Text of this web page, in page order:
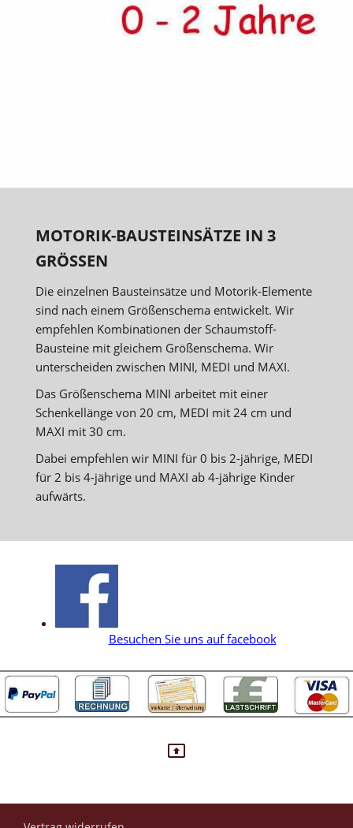
MOTORIK-BAUSTEINSÄTZE IN 3
GRÖSSEN
Die einzelnen Bausteinsätze und Motorik-Elemente
sind nach einem Größenschema entwickelt. Wir
empfehlen Kombinationen der Schaumstoff-
Bausteine mit gleichem Größenschema. Wir
unterscheiden zwischen MINI, MEDI und MAXI.
Das Größenschema MINI arbeitet mit einer
Schenkellänge von 20 cm, MEDI mit 24 cm und
MAXI mit 30 cm.
Dabei empfehlen wir MINI für 0 bis 2-jährige, MEDI
für 2 bis 4-jährige und MAXI ab 4-jährige Kinder
aufwärts.
Besuchen Sie uns auf facebook